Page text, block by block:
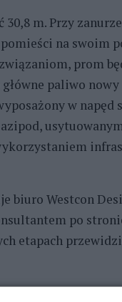
30,8 m. Przy
na swoim
prom
paliwo
w
biuro Westcon
po
etapach
z budową